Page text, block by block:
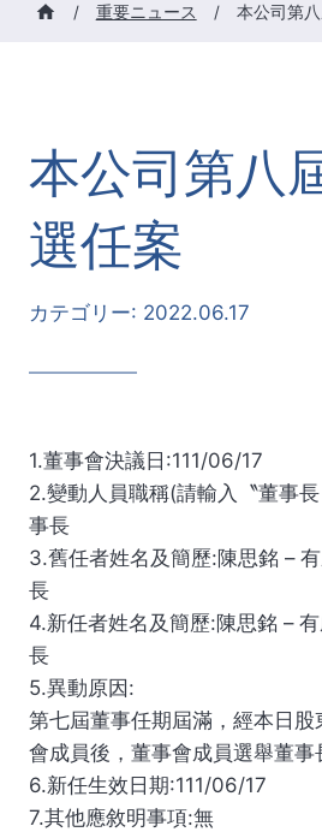
/ 重要ニュース / 本公司第
本公司第八
選任案
カテゴリー: 2022.06.17
1.董事會決議日:111/06/17
2.變動人員職稱(請輸入〝董事
事長
3.舊任者姓名及簡歷:陳思銘 –
長
4.新任者姓名及簡歷:陳思銘 –
長
5.異動原因:
第七屆董事任期屆滿，經本日
會成員後，董事會成員選舉董事
6.新任生效日期:111/06/17
7.其他應敘明事項:無